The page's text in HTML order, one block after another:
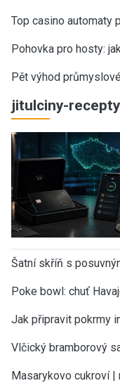
Top casino automaty
Pohovka pro hosty:
Pět výhod
jitulciny-
Šatní skříň s
Poke bowl: chuť
Jak připravit pokrmy
Vlčický bramborový
Masarykovo cukroví |